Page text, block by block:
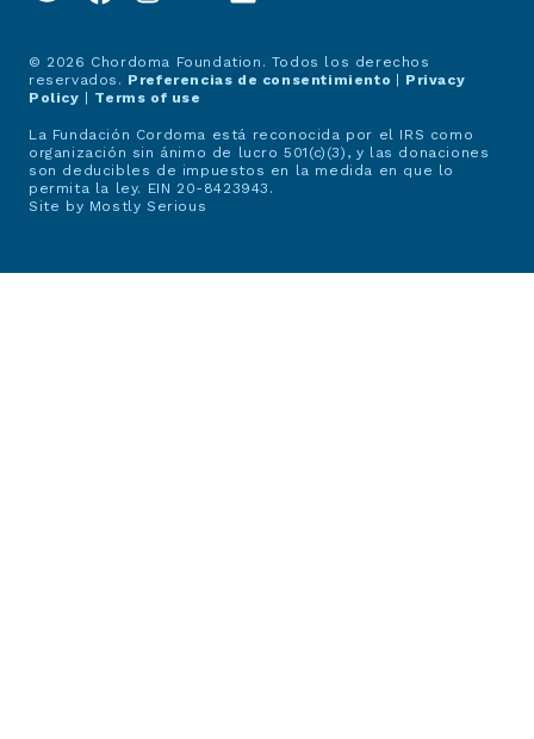
© 2026 Chordoma Foundation. Todos los derechos
reservados. Preferencias de consentimiento
Privacy
Policy
Terms of use
La Fundación Cordoma está reconocida por el IRS como
organización sin ánimo de lucro 501(c)(3), y las donaciones
son deducibles de impuestos en la medida en que lo
permita la ley. EIN 20-8423943.
Site by Mostly Serious